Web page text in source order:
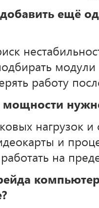
ещё
работу
мощности
нагрузок и
и
на